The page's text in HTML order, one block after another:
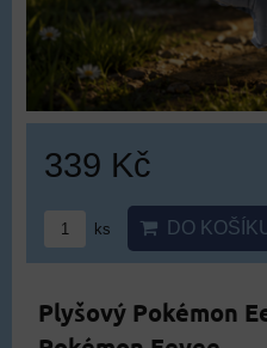
339 Kč
ks DO
Plyšový Pokémon